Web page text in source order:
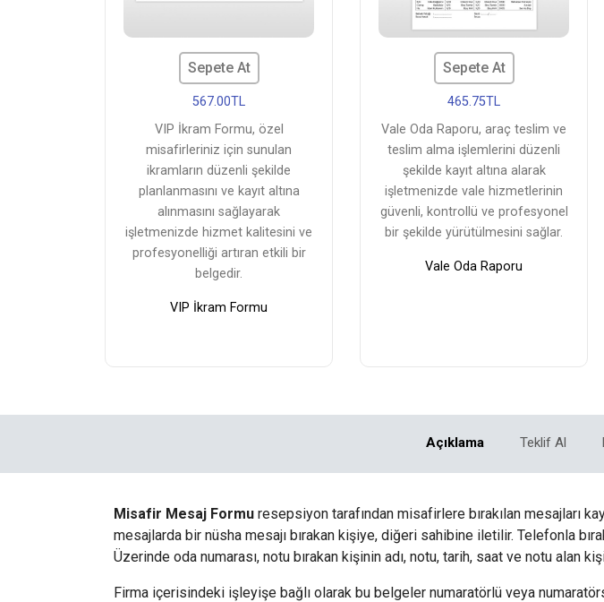
Açıklama Teklif Al
Misafir Mesaj Formu resepsiyon tarafından misafirlere bırakılan mesajları
mesajlarda bir nüsha mesajı bırakan kişiye, diğeri sahibine iletilir. Telefonla
Üzerinde oda numarası, notu bırakan kişinin adı, notu, tarih, saat ve notu alan
Firma içerisindeki işleyişe bağlı olarak bu belgeler numaratörlü veya
Sepete At
567.00TL
VIP İkram Formu, özel
misafirleriniz için sunulan
ikramların düzenli şekilde
planlanmasını ve kayıt altına
alınmasını sağlayarak
işletmenizde hizmet kalitesini ve
profesyonelliği artıran etkili bir
belgedir.
VIP İkram Formu
Sepete At
465.75TL
Vale Oda Raporu, araç teslim ve
teslim alma işlemlerini düzenli
şekilde kayıt altına alarak
işletmenizde vale hizmetlerinin
güvenli, kontrollü ve profesyonel
bir şekilde yürütülmesini sağlar.
Vale Oda Raporu